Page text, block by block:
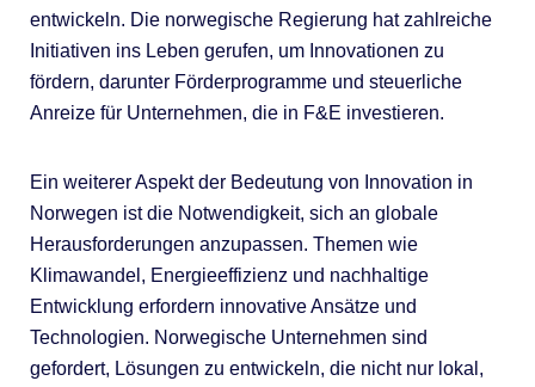
entwickeln. Die norwegische Regierung hat zahlreiche
Initiativen ins Leben gerufen, um Innovationen zu
fördern, darunter Förderprogramme und steuerliche
Anreize für Unternehmen, die in F&E investieren.
Ein weiterer Aspekt der Bedeutung von Innovation in
Norwegen ist die Notwendigkeit, sich an globale
Herausforderungen anzupassen. Themen wie
Klimawandel, Energieeffizienz und nachhaltige
Entwicklung erfordern innovative Ansätze und
Technologien. Norwegische Unternehmen sind
gefordert, Lösungen zu entwickeln, die nicht nur lokal,